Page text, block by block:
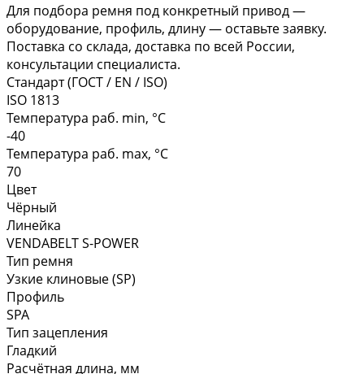
Для подбора ремня под конкретный привод —
оборудование, профиль, длину — оставьте заявку.
Поставка со склада, доставка по всей России,
консультации специалиста.
Стандарт (ГОСТ / EN / ISO)
ISO 1813
Температура раб. min, °C
-40
Температура раб. max, °C
70
Цвет
Чёрный
Линейка
VENDABELT S-POWER
Тип ремня
Узкие клиновые (SP)
Профиль
SPA
Тип зацепления
Гладкий
Расчётная длина, мм